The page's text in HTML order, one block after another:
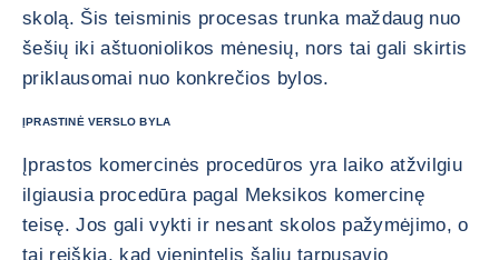
skolą. Šis teisminis procesas trunka maždaug nuo
šešių iki aštuoniolikos mėnesių, nors tai gali skirtis
priklausomai nuo konkrečios bylos.
ĮPRASTINĖ VERSLO BYLA
Įprastos komercinės procedūros yra laiko atžvilgiu
ilgiausia procedūra pagal Meksikos komercinę
teisę. Jos gali vykti ir nesant skolos pažymėjimo, o
tai reiškia, kad vienintelis šalių tarpusavio